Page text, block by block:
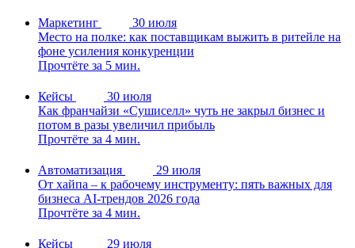
Маркетинг
30 июля
Место на полке: как поставщикам выжить в ритейле на
фоне усиления конкуренции
Прочтёте за 5 мин.
Кейсы
30 июля
Как франчайзи «Сушиселл» чуть не закрыл бизнес и
потом в разы увеличил прибыль
Прочтёте за 4 мин.
Автоматизация
29 июля
От хайпа – к рабочему инструменту: пять важных для
бизнеса AI-трендов 2026 года
Прочтёте за 4 мин.
Кейсы
29 июля